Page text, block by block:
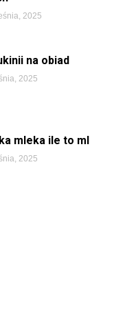
2025
na obiad
2025
mleka ile to ml
2025